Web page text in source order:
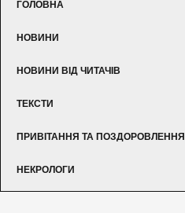
ГОЛОВНА
НОВИНИ
НОВИНИ ВІД ЧИТАЧІВ
ТЕКСТИ
ПРИВІТАННЯ ТА ПОЗДОРОВЛЕННЯ
НЕКРОЛОГИ